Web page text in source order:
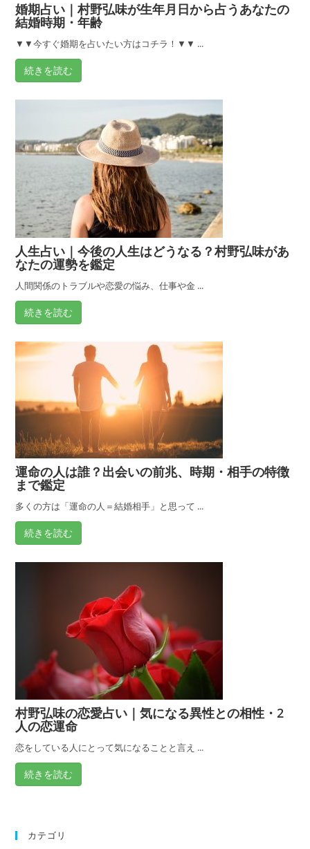
婚期占い｜村野弘味が生年月日から占うあなたの
結婚時期・年齢
▼▼今すぐ婚期を占いたい方はコチラ！▼▼ ...
続きを読む
人生占い｜今後の人生はどうなる？村野弘味があ
なたの運勢を鑑定
人間関係のトラブルや恋愛の悩み、仕事や金 ...
続きを読む
運命の人は誰？出会いの前兆、時期・相手の特徴
まで鑑定
多くの方は「運命の人＝結婚相手」と思って ...
続きを読む
村野弘味の恋愛占い｜気になる異性との相性・2
人の恋運命
恋をしている人にとって気になることと言え ...
続きを読む
カテゴリ